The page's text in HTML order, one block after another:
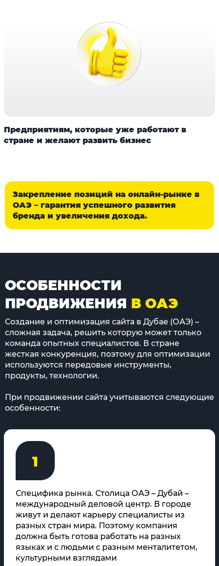
Предприятиям, которые уже работают в
стране и желают развить бизнес
Закрепление позиций на онлайн-рынке в
ОАЭ – гарантия успешного развития
бренда и увеличения дохода.
ОСОБЕННОСТИ
ПРОДВИЖЕНИЯ В ОАЭ
Создание и оптимизация сайта в Дубае (ОАЭ) –
сложная задача, решить которую может только
команда опытных специалистов. В стране
жесткая конкуренция, поэтому для оптимизации
используются передовые инструменты,
продукты, технологии.
При продвижении сайта учитываются следующие
особенности:
1
Специфика рынка. Столица ОАЭ – Дубай –
международный деловой центр. В городе
живут и делают карьеру специалисты из
разных стран мира. Поэтому компания
должна быть готова работать на разных
языках и с людьми с разным менталитетом,
культурными взглядами